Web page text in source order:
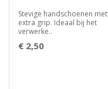
Stevige handschoenen met
extra grip. Ideaal bij het
verwerke..
€ 2,50